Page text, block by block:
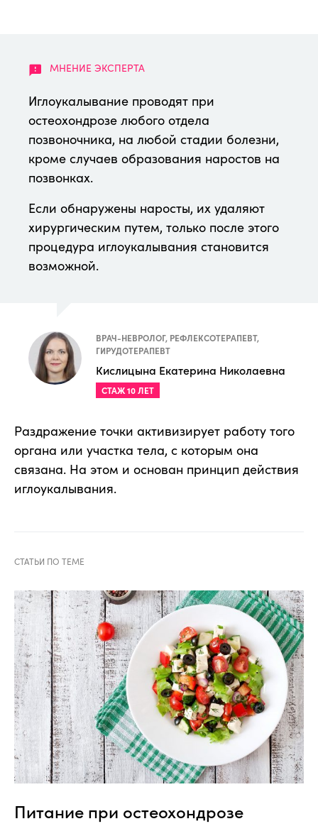
Иглоукалывание проводят при
остеохондрозе любого отдела
позвоночника, на любой стадии болезни,
кроме случаев образования наростов на
позвонках.
Если обнаружены наросты, их удаляют
хирургическим путем, только после этого
процедура иглоукалывания становится
возможной.
ВРАЧ-НЕВРОЛОГ, РЕФЛЕКСОТЕРАПЕВТ,
ГИРУДОТЕРАПЕВТ
Кислицына Екатерина Николаевна
СТАЖ 10 ЛЕТ
Раздражение точки активизирует работу того
органа или участка тела, с которым она
связана. На этом и основан принцип действия
иглоукалывания.
Питание при остеохондрозе